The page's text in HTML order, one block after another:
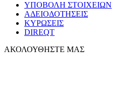
ΥΠΟΒΟΛΗ ΣΤΟΙΧΕΙΩΝ
ΑΔΕΙΟΔΟΤΗΣΕΙΣ
ΚΥΡΩΣΕΙΣ
DIREQT
ΑΚΟΛΟΥΘΗΣΤΕ ΜΑΣ